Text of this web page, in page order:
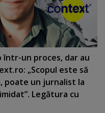
într-un proces, dar au
„Scopul este să
poate un jurnalist la
Legătura cu